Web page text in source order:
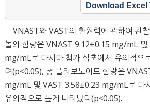
Download Excel
VNAST와 VAST의 환원력에 관하여 관
놀의 함량은 VNAST 9.12±0.15 mg/mL
mg/mL로 다시마 첨가 식초에서 유의적으
며(p<0.05), 총 플라보노이드 함량은
mg/mL 및 VAST 3.58±0.23 mg/mL로 다
유의적으로 높게 나타났다(p<0.05).